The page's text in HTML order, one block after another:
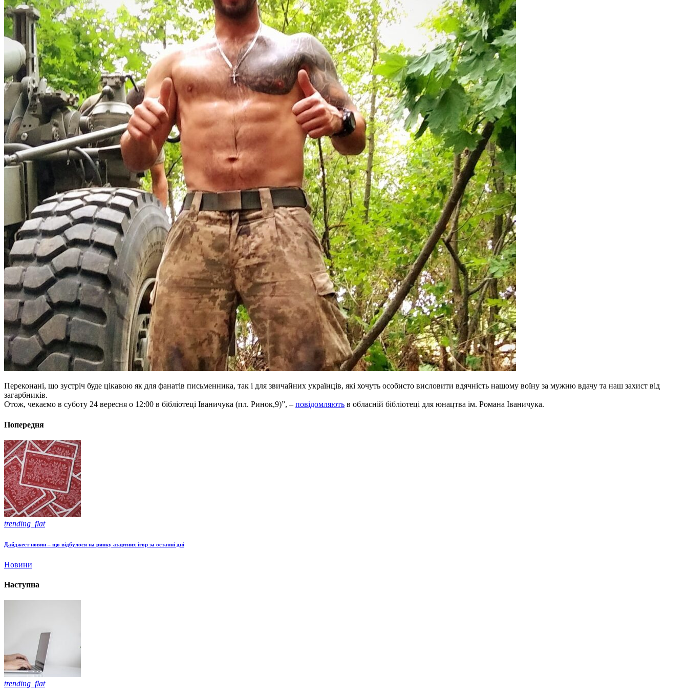
Переконані, що зустріч буде цікавою як для фанатів письменника, так і для звичайних українців, які хочуть особисто висловити вдячність нашому воїну за мужню вдачу та наш захист від
загарбників.
Отож, чекаємо в суботу 24 вересня о 12:00 в бібліотеці Іваничука (пл. Ринок,9)”, – повідомляють в обласній бібліотеці для юнацтва ім. Романа Іваничука.
Попередня
trending_flat
Дайджест новин – що відбулося на ринку азартних ігор за останні дні
Новини
Наступна
trending_flat